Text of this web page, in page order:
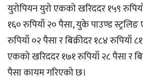
युरोपियन युरो एकको खरिददर १५९
१६० रुपियाँ २० पैसा, युके पाउण्ड
रुपियाँ ०२ पैसा र बिक्रीदर १८४ रुपियाँ
एकको खरिददर १७१ रुपियाँ २८ पैसा र
पैसा कायम गरिएको छ।